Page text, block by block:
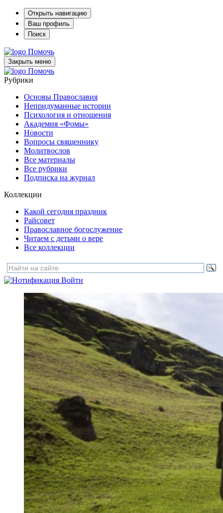
Открыть навигацию
Ваш профиль
Поиск
Помочь
Закрыть меню
Помочь
Рубрики
Основы Православия
Непридуманные истории
Психология и отношения
Академия «Фомы»
Новости
Вопросы священнику
Молитвослов
Все материалы
Все рубрики
Подписка на журнал
Коллекции
Какой сегодня праздник
Райсовет
Православное богослужение
Читаем с детьми о вере
Все коллекции
Войти